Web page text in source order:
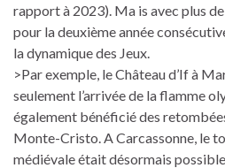
rapport à 2023). Ma is avec plus
pour la deuxième année
la dynamique des Jeux.
>Par exemple, le Château d’If à
seulement l’arrivée de la flamme
également bénéficié des
Monte-Cristo. A Carcassonne, le
médiévale était désormais